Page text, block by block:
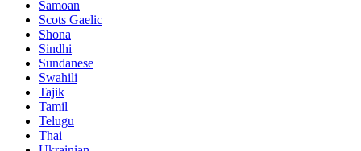
Samoan
Scots Gaelic
Shona
Sindhi
Sundanese
Swahili
Tajik
Tamil
Telugu
Thai